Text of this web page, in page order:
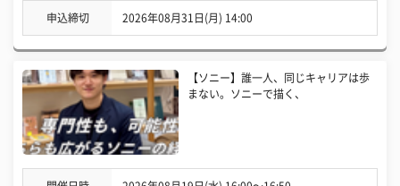
申込締切 2026年08月31日(月) 14:00
【ソニー】誰一人、同じキャリアは歩
まない。ソニーで描く、